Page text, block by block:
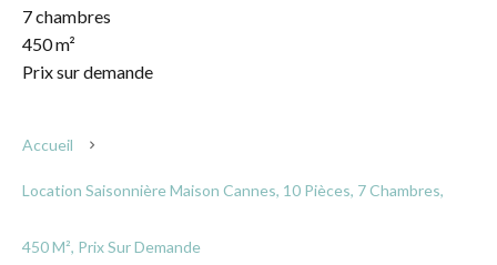
7 chambres
450 m²
Prix sur demande
Accueil
Location Saisonnière Maison Cannes, 10 Pièces, 7 Chambres,
450 M², Prix Sur Demande